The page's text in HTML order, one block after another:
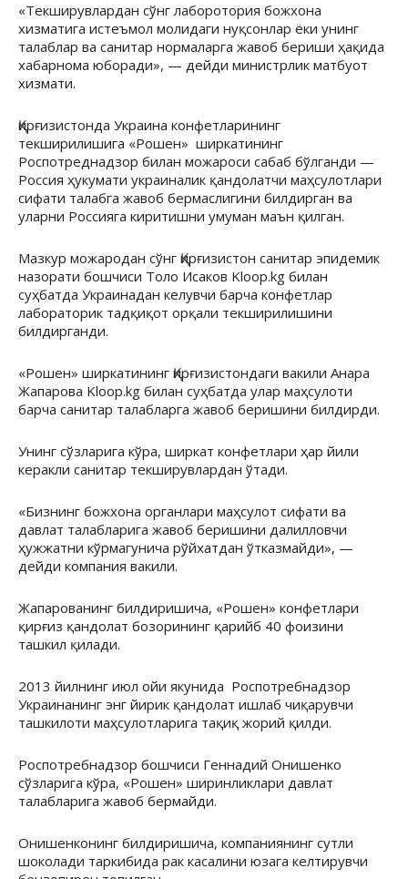
«Текширувлардан сўнг лаборотория божхона
хизматига истеъмол молидаги нуқсонлар ёки унинг
талаблар ва санитар нормаларга жавоб бериши ҳақида
хабарнома юборади», — дейди министрлик матбуот
хизмати.
Қирғизистонда Украина конфетларининг
текширилишига «Рошен» ширкатининг
Роспотреднадзор билан можароси сабаб бўлганди —
Россия ҳукумати украиналик қандолатчи маҳсулотлари
сифати талабга жавоб бермаслигини билдирган ва
уларни Россияга киритишни умуман маън қилган.
Мазкур можародан сўнг Қирғизистон санитар эпидемик
назорати бошчиси Толо Исаков Kloop.kg билан
суҳбатда Украинадан келувчи барча конфетлар
лабораторик тадқиқот орқали текширилишини
билдирганди.
«Рошен» ширкатининг Қирғизистондаги вакили Анара
Жапарова Kloop.kg билан суҳбатда улар маҳсулоти
барча санитар талабларга жавоб беришини билдирди.
Унинг сўзларига кўра, ширкат конфетлари ҳар йили
керакли санитар текширувлардан ўтади.
«Бизнинг божхона органлари маҳсулот сифати ва
давлат талабларига жавоб беришини далилловчи
ҳужжатни кўрмагунича рўйхатдан ўтказмайди», —
дейди компания вакили.
Жапарованинг билдиришича, «Рошен» конфетлари
қирғиз қандолат бозорининг қарийб 40 фоизини
ташкил қилади.
2013 йилнинг июл ойи якунида Роспотребнадзор
Украинанинг энг йирик қандолат ишлаб чиқарувчи
ташкилоти маҳсулотларига тақиқ жорий қилди.
Роспотребнадзор бошчиси Геннадий Онишенко
сўзларига кўра, «Рошен» ширинликлари давлат
талабларига жавоб бермайди.
Онишенконинг билдиришича, компаниянинг сутли
шоколади таркибида рак касалини юзага келтирувчи